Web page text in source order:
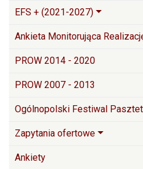
EFS + (2021-2027)
Ankieta Monitorująca
PROW 2014 - 2020
PROW 2007 - 2013
Ogólnopolski Festiwal
Zapytania ofertowe
Ankiety